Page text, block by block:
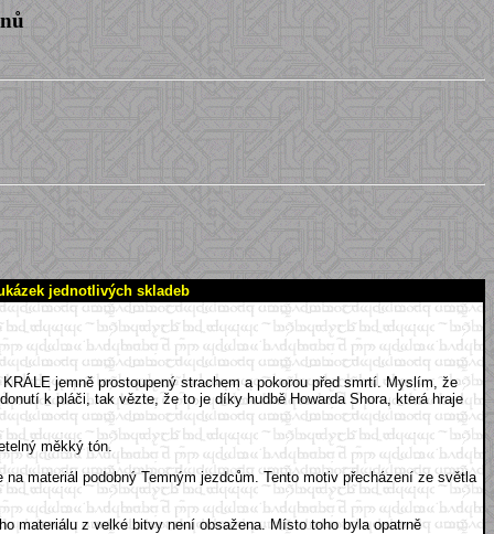
jednotlivých skladeb
jemně prostoupený strachem a pokorou před smrtí. Myslím, že
k pláči, tak vězte, že to je díky hudbě Howarda Shora, která hraje
měkký tón.
materiál podobný Temným jezdcům. Tento motiv přecházení ze světla
materiálu z velké bitvy není obsažena. Místo toho byla opatrně